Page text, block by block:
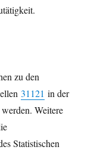
zu den
31121 in der
Weitere
Statistischen